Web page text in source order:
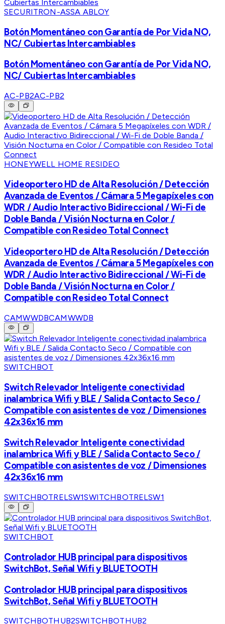
SECURITRON-ASSA ABLOY
Botón Momentáneo con Garantía de Por Vida NO,
NC/ Cubiertas Intercambiables
Botón Momentáneo con Garantía de Por Vida NO,
NC/ Cubiertas Intercambiables
AC-PB2AC-PB2
HONEYWELL HOME RESIDEO
Videoportero HD de Alta Resolución / Detección
Avanzada de Eventos / Cámara 5 Megapíxeles con
WDR / Audio Interactivo Bidireccional / Wi-Fi de
Doble Banda / Visión Nocturna en Color /
Compatible con Resideo Total Connect
Videoportero HD de Alta Resolución / Detección
Avanzada de Eventos / Cámara 5 Megapíxeles con
WDR / Audio Interactivo Bidireccional / Wi-Fi de
Doble Banda / Visión Nocturna en Color /
Compatible con Resideo Total Connect
CAMWWDBCAMWWDB
SWITCHBOT
Switch Relevador Inteligente conectividad
inalambrica Wifi y BLE / Salida Contacto Seco /
Compatible con asistentes de voz / Dimensiones
42x36x16 mm
Switch Relevador Inteligente conectividad
inalambrica Wifi y BLE / Salida Contacto Seco /
Compatible con asistentes de voz / Dimensiones
42x36x16 mm
SWITCHBOTRELSW1SWITCHBOTRELSW1
SWITCHBOT
Controlador HUB principal para dispositivos
SwitchBot, Señal Wifi y BLUETOOTH
Controlador HUB principal para dispositivos
SwitchBot, Señal Wifi y BLUETOOTH
SWITCHBOTHUB2SWITCHBOTHUB2